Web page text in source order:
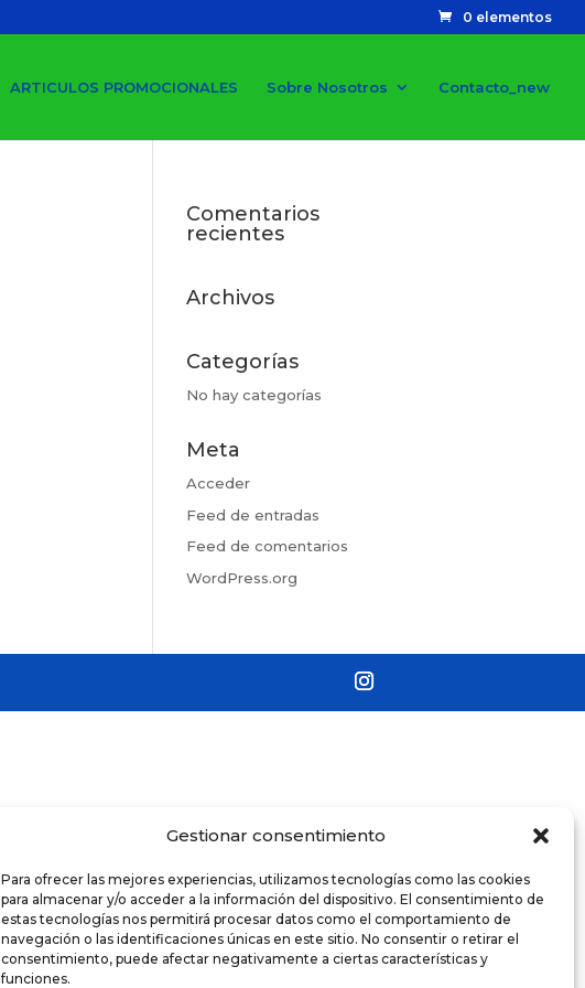
Gestionar consentimiento
Para ofrecer las mejores experiencias, utilizamos tecnologías como las cookies
para almacenar y/o acceder a la información del dispositivo. El consentimiento de
estas tecnologías nos permitirá procesar datos como el comportamiento de
navegación o las identificaciones únicas en este sitio. No consentir o retirar el
consentimiento, puede afectar negativamente a ciertas características y
funciones.
0 elementos
ARTICULOS PROMOCIONALES Sobre Nosotros Contacto_new
Comentarios
recientes
Archivos
Categorías
No hay categorías
Meta
Acceder
Feed de entradas
Feed de comentarios
WordPress.org